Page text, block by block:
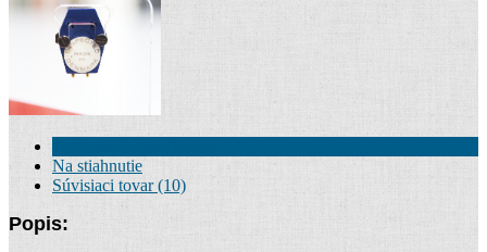
Na stiahnutie
Súvisiaci tovar (10)
Popis: